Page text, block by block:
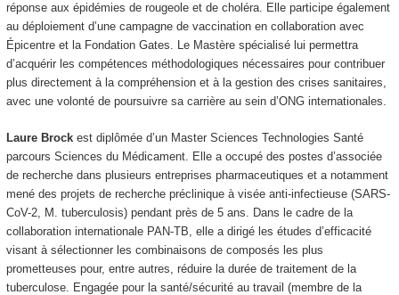
réponse aux épidémies de rougeole et de choléra. Elle participe également
au déploiement d’une campagne de vaccination en collaboration avec
Épicentre et la Fondation Gates. Le Mastère spécialisé lui permettra
d’acquérir les compétences méthodologiques nécessaires pour contribuer
plus directement à la compréhension et à la gestion des crises sanitaires,
avec une volonté de poursuivre sa carrière au sein d’ONG internationales.
Laure Brockest diplômée d’un Master Sciences Technologies Santé
parcours Sciences du Médicament. Elle a occupé des postes d’associée
de recherche dans plusieurs entreprises pharmaceutiques et a notamment
mené des projets de recherche préclinique à visée anti-infectieuse (SARS-
CoV-2, M. tuberculosis) pendant près de 5 ans. Dans le cadre de la
collaboration internationale PAN-TB, elle a dirigé les études d’efficacité
visant à sélectionner les combinaisons de composés les plus
prometteuses pour, entre autres, réduire la durée de traitement de la
tuberculose. Engagée pour la santé/sécurité au travail (membre de la